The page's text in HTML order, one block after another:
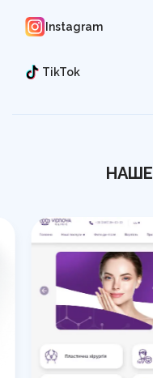
Instagram
TikTok
НАШЕ